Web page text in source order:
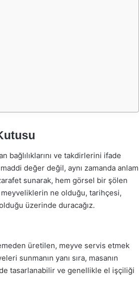
bağlılıklarını ve takdirlerini ifade
değer değil, aynı zamanda anlam
sunarak, hem görsel bir şölen
ne olduğu, tarihçesi,
üzerinde duracağız.
üretilen, meyve servis etmek
sunmanın yanı sıra, masanın
tasarlanabilir ve genellikle el işçiliği